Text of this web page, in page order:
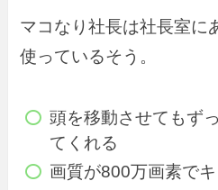
マコなり社長は社長室に
使っているそう。
頭を移動させてもず
てくれる
画質が800万画素でキ